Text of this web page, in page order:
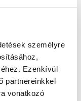
személyre
Ezenkívül
partnereinkkel
vonatkozó